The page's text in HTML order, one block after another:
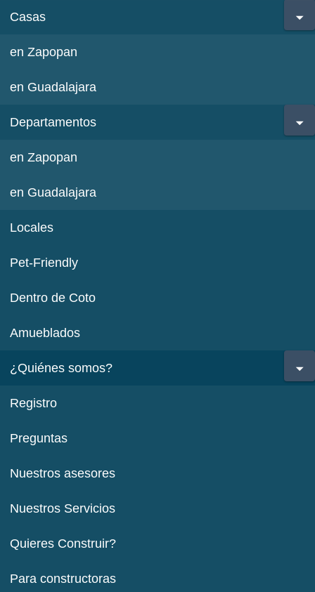
Casas
en Zapopan
en Guadalajara
Departamentos
en Zapopan
en Guadalajara
Locales
Pet-Friendly
Dentro de Coto
Amueblados
¿Quiénes somos?
Registro
Preguntas
Nuestros asesores
Nuestros Servicios
Quieres Construir?
Para constructoras